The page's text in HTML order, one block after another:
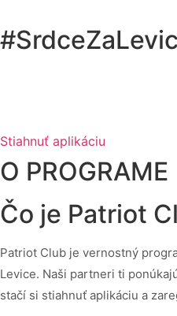
Stiahnuť aplikáciu
O PROGRAME
Čo je Patriot
Patriot Club je vernostný
Levice. Naši partneri ti
stačí si stiahnuť aplikáciu a